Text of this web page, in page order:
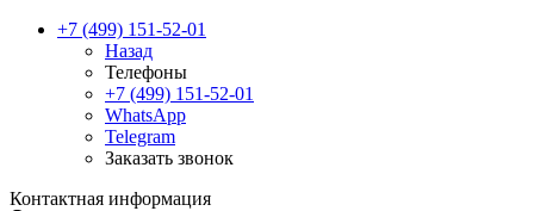
+7 (499) 151-52-01
Назад
Телефоны
+7 (499) 151-52-01
WhatsApp
Telegram
Заказать звонок
Контактная информация